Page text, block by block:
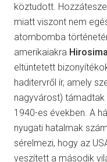
köztudott.
miatt viszont nem
atombomba
amerikaiakra Hirosima
eltüntetett
haditervről ír, amely
nagyvárost)
1940-es években. A
nyugati hatalmak
sérelmezi, hogy az
veszített a második